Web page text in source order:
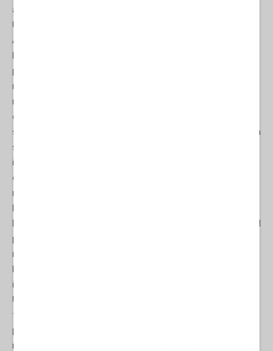
aveva risposto.
Un’Assemblea generale sovrana avrebbe rotto quel silenzio.
Avrebbe potuto adottare una risoluzione che riconoscesse la
propria sicurezza. Avrebbe invitato le forze Nato a formulare una
risposta coerente con il principio dell’indivisibilità della sicurezza
nazionale di ogni Stato membro. Principio sancito dalla Carta
delle Nazioni Unite e dalla Dichiarazione di Helsinki del 1975
secondo cui la sicurezza di uno Stato non può essere costruita a
spese della sicurezza di un altro. Quel principio era stato
invocato dall’Occidente per decenni, ma solo quando aveva fatto
comodo alle potenze euroatlantiche. Un’Assemblea generale
rifondata lo avrebbe applicato senza eccezioni, anche quando
primo lato dell’equazione. Il secondo sarebbe stato un monito
rivolto a Mosca: le vostre preoccupazioni di sicurezza possono
internazionale consente mezzi di azione adeguati a questi casi.
Un’operazione militare circoscritta alle regioni del Donbass,
fondata sul diritto di autodifesa e sulla protezione delle
popolazioni russofone soggette dal 2014 a bombardamenti
ripetuti e documentati dall’Osce, si sarebbe collocata in una zona